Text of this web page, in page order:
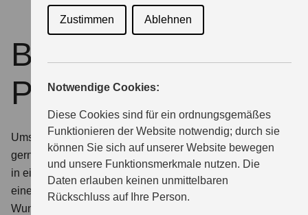
Zustimmen Ablehnen
Notwendige Cookies:
Diese Cookies sind für ein ordnungsgemäßes
Funktionieren der Website notwendig; durch sie
können Sie sich auf unserer Website bewegen
und unsere Funktionsmerkmale nutzen. Die
Daten erlauben keinen unmittelbaren
Rückschluss auf Ihre Person.
SERVICE
ÜBER UNS
Beratung und
Probefahrttermin
Umschauen, einsteigen, losfahren. Wir stellen Ihnen
gerne die Modelle von Suzuki aus nächster Nähe vor –
in einem persönlichen Beratungsgespräch oder bei
einer Probefahrt. Teilen Sie uns hierfür einfach Ihren
Wunschtermin mit.